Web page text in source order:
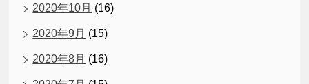
2020年10月 (16)
2020年9月 (15)
2020年8月 (16)